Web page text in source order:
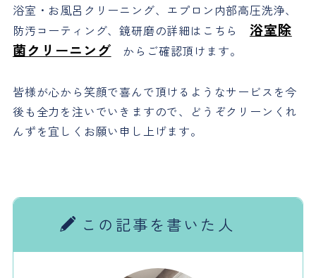
浴室・お風呂クリーニング、エプロン内部高圧洗浄、
防汚コーティング、鏡研磨の詳細はこちら 浴室除
菌クリーニング からご確認頂けます。
皆様が心から笑顔で喜んで頂けるようなサービスを今
後も全力を注いでいきますので、どうぞクリーンくれ
んずを宜しくお願い申し上げます。
この記事を書いた人